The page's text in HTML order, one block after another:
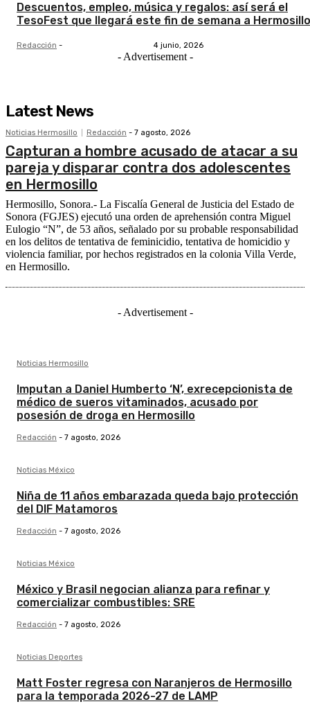
Descuentos, empleo, música y regalos: así será el
TesoFest que llegará este fin de semana a Hermosillo
Redacción - 4 junio, 2026
- Advertisement -
Latest News
Noticias Hermosillo Redacción - 7 agosto, 2026
Capturan a hombre acusado de atacar a su
pareja y disparar contra dos adolescentes
en Hermosillo
Hermosillo, Sonora.- La Fiscalía General de Justicia del Estado de
Sonora (FGJES) ejecutó una orden de aprehensión contra Miguel
Eulogio “N”, de 53 años, señalado por su probable responsabilidad
en los delitos de tentativa de feminicidio, tentativa de homicidio y
violencia familiar, por hechos registrados en la colonia Villa Verde,
en Hermosillo.
- Advertisement -
Noticias Hermosillo
Imputan a Daniel Humberto ‘N’, exrecepcionista de
médico de sueros vitaminados, acusado por
posesión de droga en Hermosillo
Redacción - 7 agosto, 2026
Noticias México
Niña de 11 años embarazada queda bajo protección
del DIF Matamoros
Redacción - 7 agosto, 2026
Noticias México
México y Brasil negocian alianza para refinar y
comercializar combustibles: SRE
Redacción - 7 agosto, 2026
Noticias Deportes
Matt Foster regresa con Naranjeros de Hermosillo
para la temporada 2026-27 de LAMP